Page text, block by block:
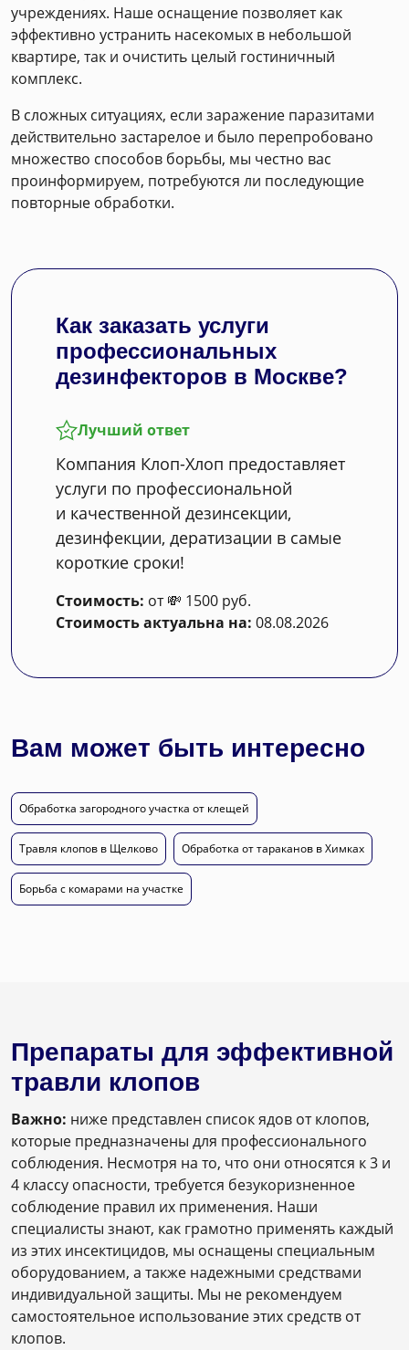
учреждениях. Наше оснащение позволяет как
эффективно устранить насекомых в небольшой
квартире, так и очистить целый гостиничный
комплекс.
В сложных ситуациях, если заражение паразитами
действительно застарелое и было перепробовано
множество способов борьбы, мы честно вас
проинформируем, потребуются ли последующие
повторные обработки.
Как заказать услуги
профессиональных
дезинфекторов в Москве?
Лучший ответ
Компания Клоп-Хлоп предоставляет
услуги по профессиональной
и качественной дезинсекции,
дезинфекции, дератизации в самые
короткие сроки!
Стоимость: от 💸 1500 руб.
Стоимость актуальна на: 08.08.2026
Вам может быть интересно
Обработка загородного участка от клещей
Травля клопов в Щелково Обработка от тараканов в Химках
Борьба с комарами на участке
Препараты для эффективной
травли клопов
Важно: ниже представлен список ядов от клопов,
которые предназначены для профессионального
соблюдения. Несмотря на то, что они относятся к 3 и
4 классу опасности, требуется безукоризненное
соблюдение правил их применения. Наши
специалисты знают, как грамотно применять каждый
из этих инсектицидов, мы оснащены специальным
оборудованием, а также надежными средствами
индивидуальной защиты. Мы не рекомендуем
самостоятельное использование этих средств от
клопов.